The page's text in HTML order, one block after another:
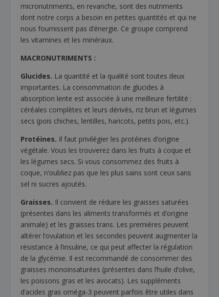
micronutriments, en revanche, sont des nutriments
dont notre corps a besoin en petites quantités et qui ne
nous fournissent pas d’énergie. Ce groupe comprend
les vitamines et les minéraux.
MACRONUTRIMENTS :
Glucides. La quantité et la qualité sont toutes deux
importantes. La consommation de glucides à
absorption lente est associée à une meilleure fertilité :
céréales complètes et leurs dérivés, riz brun et légumes
secs (pois chiches, lentilles, haricots, petits pois, etc.).
Protéines. Il faut privilégier les protéines d’origine
végétale. Vous les trouverez dans les fruits à coque et
les légumes secs. Si vous consommez des fruits à
coque, n’oubliez pas que les plus sains sont ceux sans
sel ni sucres ajoutés.
Graisses. Il convient de réduire les graisses saturées
(présentes dans les aliments transformés et d’origine
animale) et les graisses trans. Les premières peuvent
altérer l’ovulation et les secondes peuvent augmenter la
résistance à l’insuline, ce qui peut affecter la régulation
de la glycémie. Il est recommandé de consommer des
graisses monoinsaturées (présentes dans l’huile d’olive,
les poissons gras et les avocats). Les suppléments
d’acides gras oméga-3 peuvent parfois être utiles dans